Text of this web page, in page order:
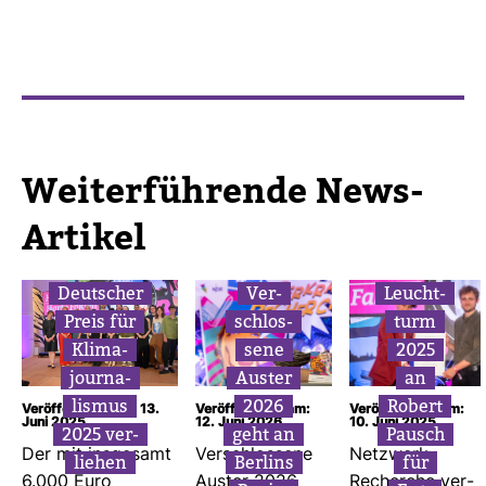
Wei­ter­füh­rende News-​
Artikel
Deut­scher
Preis für
Kli­ma­
jour­na­
lismus
2025 ver­
liehen
Veröffentlicht am: 13.
Juni 2025
Der mit ins­ge­samt
6.000 Euro
Ver­
schlos­
sene
Auster
2026
geht an
Ber­lins
Veröffentlicht am:
12. Juni 2026
Ver­schlos­sene
Auster 2026
Leucht­
turm
2025
an
Robert
Pausch
für
Veröffentlicht am:
10. Juni 2025
Netz­werk
Recherche ver­